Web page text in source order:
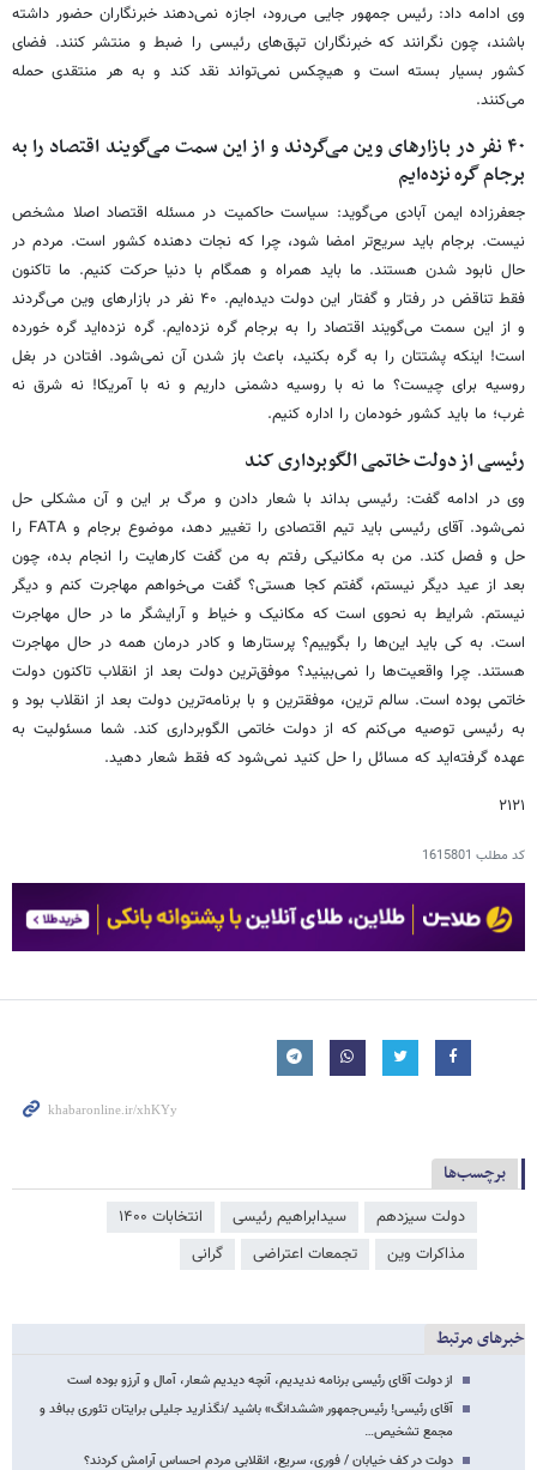
وی ادامه داد: رئیس جمهور جایی می‌رود، اجازه نمی‌دهند خبرنگاران حضور داشته
باشند، چون نگرانند که خبرنگاران تپق‌های رئیسی را ضبط و منتشر کنند. فضای
کشور بسیار بسته است و هیچکس نمی‌تواند نقد کند و به هر منتقدی حمله
می‌کنند.
۴۰ نفر در بازارهای وین می‌گردند و از این سمت می‌گویند اقتصاد را به
برجام گره نزده‌ایم
جعفرزاده ایمن آبادی می‌گوید: سیاست حاکمیت در مسئله اقتصاد اصلا مشخص
نیست. برجام باید سریع‌تر امضا شود، چرا که نجات دهنده کشور است. مردم در
حال نابود شدن هستند. ما باید همراه و همگام با دنیا حرکت کنیم. ما تاکنون
فقط تناقض در رفتار و گفتار این دولت دیده‌ایم. ۴۰ نفر در بازارهای وین می‌گردند
و از این سمت می‌گویند اقتصاد را به برجام گره نزده‌ایم. گره نزده‌اید گره خورده
است! اینکه پشتتان را به گره بکنید، باعث باز شدن آن نمی‌شود. افتادن در بغل
روسیه برای چیست؟ ما نه با روسیه دشمنی داریم و نه با آمریکا! نه شرق نه
غرب؛ ما باید کشور خودمان را اداره کنیم.
رئیسی از دولت خاتمی الگوبرداری کند
وی در ادامه گفت: رئیسی بداند با شعار دادن و مرگ بر این و آن مشکلی حل
نمی‌شود. آقای رئیسی باید تیم اقتصادی را تغییر دهد، موضوع برجام و FATA را
حل و فصل کند. من به مکانیکی رفتم به من گفت کارهایت را انجام بده، چون
بعد از عید دیگر نیستم، گفتم کجا هستی؟ گفت می‌خواهم مهاجرت کنم و دیگر
نیستم. شرایط به نحوی است که مکانیک و خیاط و آرایشگر ما در حال مهاجرت
است. به کی باید این‌ها را بگوییم؟ پرستارها و کادر درمان همه در حال مهاجرت
هستند. چرا واقعیت‌ها را نمی‌بینید؟ موفق‌ترین دولت بعد از انقلاب تاکنون دولت
خاتمی بوده است. سالم ترین، موفقترین و با برنامه‌ترین دولت بعد از انقلاب بود و
به رئیسی توصیه می‌کنم که از دولت خاتمی الگوبرداری کند. شما مسئولیت به
عهده گرفته‌اید که مسائل را حل کنید نمی‌شود که فقط شعار دهید.
۲۱۲۱
کد مطلب 1615801
برچسب‌ها
دولت سیزدهم سیدابراهیم رئیسی
انتخابات ۱۴۰۰
مذاکرات وین
تجمعات اعتراضی گرانی
خبرهای مرتبط
از دولت آقای رئیسی برنامه ندیدیم، آنچه دیدیم شعار، آمال و آرزو بوده است
آقای رئیسی! رئیس‌جمهور «ششدانگ» باشید /نگذارید جلیلی برایتان تئوری ببافد و
مجمع تشخیص…
دولت در کف خیابان / فوری، سریع، انقلابی مردم احساس آرامش کردند؟